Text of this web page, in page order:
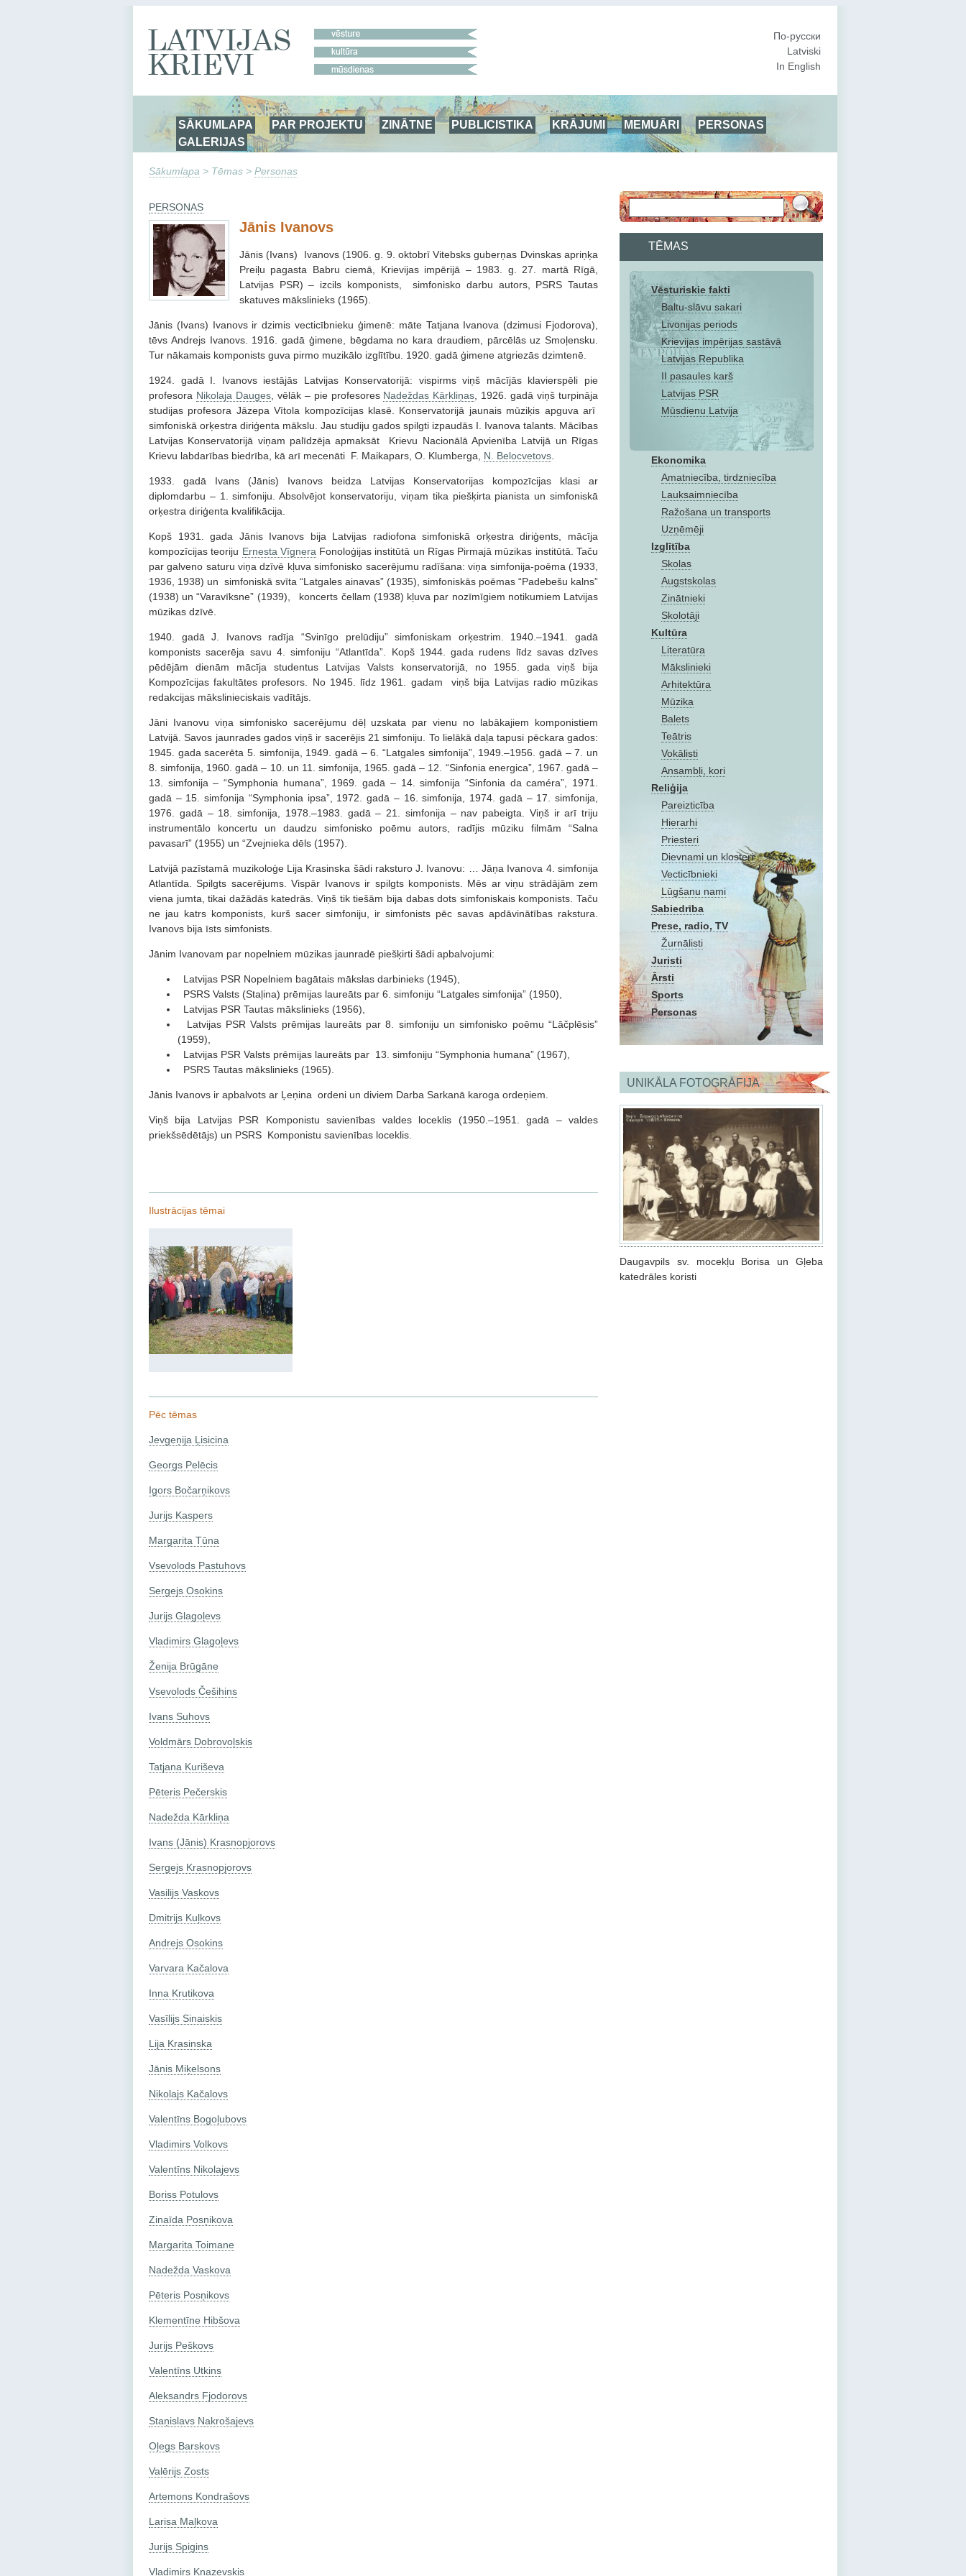
По-русски
Latviski
In English
SĀKUMLAPA PAR PROJEKTU ZINĀTNE PUBLICISTIKA KRĀJUMI MEMUĀRI
PERSONAS
GALERIJAS
Sākumlapa > Tēmas > Personas
TĒMAS
Vēsturiskie fakti
Baltu-slāvu sakari
Livonijas periods
Krievijas impērijas sastāvā
Latvijas Republika
II pasaules karš
Latvijas PSR
Mūsdienu Latvija
Ekonomika
Amatniecība, tirdzniecība
Lauksaimniecība
Ražošana un transports
Uzņēmēji
Izglītība
Skolas
Augstskolas
Zinātnieki
Skolotāji
Kultūra
Literatūra
Mākslinieki
Arhitektūra
Mūzika
Balets
Teātris
Vokālisti
Ansambļi, kori
Reliģija
Pareizticība
Hierarhi
Priesteri
Dievnami un klosteri
Vecticībnieki
Lūgšanu nami
Sabiedrība
Prese, radio, TV
Žurnālisti
Juristi
Ārsti
Sports
Personas
UNIKĀLA FOTOGRĀFIJA
Daugavpils sv. mocekļu Borisa un Gļeba
katedrāles koristi
PERSONAS
Jānis Ivanovs
Jānis (Ivans) Ivanovs (1906. g. 9. oktobrī Vitebsks guberņas Dvinskas apriņķa
Preiļu pagasta Babru ciemā, Krievijas impērijā – 1983. g. 27. martā Rīgā,
Latvijas PSR) – izcils komponists, simfonisko darbu autors, PSRS Tautas
skatuves mākslinieks (1965).
Jānis (Ivans) Ivanovs ir dzimis vecticībnieku ģimenē: māte Tatjana Ivanova (dzimusi Fjodorova),
tēvs Andrejs Ivanovs. 1916. gadā ģimene, bēgdama no kara draudiem, pārcēlās uz Smoļensku.
Tur nākamais komponists guva pirmo muzikālo izglītību. 1920. gadā ģimene atgriezās dzimtenē.
1924. gadā I. Ivanovs iestājās Latvijas Konservatorijā: vispirms viņš mācījās klavierspēli pie
profesora Nikolaja Dauges, vēlāk – pie profesores Nadeždas Kārkliņas , 1926. gadā viņš turpināja
studijas profesora Jāzepa Vītola kompozīcijas klasē. Konservatorijā jaunais mūziķis apguva arī
simfoniskā orķestra diriģenta mākslu. Jau studiju gados spilgti izpaudās I. Ivanova talants. Mācības
Latvijas Konservatorijā viņam palīdzēja apmaksāt Krievu Nacionālā Apvienība Latvijā un Rīgas
Krievu labdarības biedrība, kā arī mecenāti F. Maikapars, O. Klumberga, N. Belocvetovs
1933. gadā Ivans (Jānis) Ivanovs beidza Latvijas Konservatorijas kompozīcijas klasi ar
diplomdarbu – 1. simfoniju. Absolvējot konservatoriju, viņam tika piešķirta pianista un simfoniskā
orķestra diriģenta kvalifikācija.
Kopš 1931. gada Jānis Ivanovs bija Latvijas radiofona simfoniskā orķestra diriģents, mācīja
kompozīcijas teoriju Ernesta Vīgnera Fonoloģijas institūtā un Rīgas Pirmajā mūzikas institūtā. Taču
par galveno saturu viņa dzīvē kļuva simfonisko sacerējumu radīšana: viņa simfonija-poēma (1933,
1936, 1938) un simfoniskā svīta “Latgales ainavas” (1935), simfoniskās poēmas “Padebešu kalns”
(1938) un “Varavīksne” (1939), koncerts čellam (1938) kļuva par nozīmīgiem notikumiem Latvijas
mūzikas dzīvē.
1940. gadā J. Ivanovs radīja “Svinīgo prelūdiju” simfoniskam orķestrim. 1940.–1941. gadā
komponists sacerēja savu 4. simfoniju “Atlantīda”. Kopš 1944. gada rudens līdz savas dzīves
pēdējām dienām mācīja studentus Latvijas Valsts konservatorijā, no 1955. gada viņš bija
Kompozīcijas fakultātes profesors. No 1945. līdz 1961. gadam viņš bija Latvijas radio mūzikas
redakcijas mākslinieciskais vadītājs.
Jāni Ivanovu viņa simfonisko sacerējumu dēļ uzskata par vienu no labākajiem komponistiem
Latvijā. Savos jaunrades gados viņš ir sacerējis 21 simfoniju. To lielākā daļa tapusi pēckara gados:
1945. gada sacerēta 5. simfonija, 1949. gadā – 6. “Latgales simfonija”, 1949.–1956. gadā – 7. un
8. simfonija, 1960. gadā – 10. un 11. simfonija, 1965. gadā – 12. “Sinfonia energica”, 1967. gadā –
13. simfonija – “Symphonia humana”, 1969. gadā – 14. simfonija “Sinfonia da caméra”, 1971.
gadā – 15. simfonija “Symphonia ipsa”, 1972. gadā – 16. simfonija, 1974. gadā – 17. simfonija,
1976. gadā – 18. simfonija, 1978.–1983. gadā – 21. simfonija – nav pabeigta. Viņš ir arī triju
instrumentālo koncertu un daudzu simfonisko poēmu autors, radījis mūziku filmām “Salna
pavasarī” (1955) un “Zvejnieka dēls (1957).
Latvijā pazīstamā muzikoloģe Lija Krasinska šādi raksturo J. Ivanovu: … Jāņa Ivanova 4. simfonija
Atlantīda. Spilgts sacerējums. Vispār Ivanovs ir spilgts komponists. Mēs ar viņu strādājām zem
viena jumta, tikai dažādās katedrās. Viņš tik tiešām bija dabas dots simfoniskais komponists. Taču
ne jau katrs komponists, kurš sacer simfoniju, ir simfonists pēc savas apdāvinātības rakstura.
Ivanovs bija īsts simfonists.
Jānim Ivanovam par nopelniem mūzikas jaunradē piešķirti šādi apbalvojumi:
Latvijas PSR Nopelniem bagātais mākslas darbinieks (1945),
PSRS Valsts (Staļina) prēmijas laureāts par 6. simfoniju “Latgales simfonija” (1950),
Latvijas PSR Tautas mākslinieks (1956),
Latvijas PSR Valsts prēmijas laureāts par 8. simfoniju un simfonisko poēmu “Lāčplēsis”
(1959),
Latvijas PSR Valsts prēmijas laureāts par 13. simfoniju “Symphonia humana” (1967),
PSRS Tautas mākslinieks (1965).
Jānis Ivanovs ir apbalvots ar Ļeņina ordeni un diviem Darba Sarkanā karoga ordeņiem.
Viņš bija Latvijas PSR Komponistu savienības valdes loceklis (1950.–1951. gadā – valdes
priekšsēdētājs) un PSRS Komponistu savienības loceklis.
Ilustrācijas tēmai
Pēc tēmas
Jevgeņija Ļisicina
Georgs Pelēcis
Igors Bočarņikovs
Jurijs Kaspers
Margarita Tūna
Vsevolods Pastuhovs
Sergejs Osokins
Jurijs Glagoļevs
Vladimirs Glagoļevs
Ženija Brūgāne
Vsevolods Češihins
Ivans Suhovs
Voldmārs Dobrovoļskis
Tatjana Kuriševa
Pēteris Pečerskis
Nadežda Kārkliņa
Ivans (Jānis) Krasnopjorovs
Sergejs Krasnopjorovs
Vasilijs Vaskovs
Dmitrijs Kuļkovs
Andrejs Osokins
Varvara Kačalova
Inna Krutikova
Vasīlijs Sinaiskis
Lija Krasinska
Jānis Miķelsons
Nikolajs Kačalovs
Valentīns Bogoļubovs
Vladimirs Volkovs
Valentīns Nikolajevs
Boriss Potulovs
Zinaīda Posņikova
Margarita Toimane
Nadežda Vaskova
Pēteris Posņikovs
Klementīne Hibšova
Jurijs Peškovs
Valentīns Utkins
Aleksandrs Fjodorovs
Staņislavs Nakrošajevs
Oļegs Barskovs
Valērijs Zosts
Artemons Kondrašovs
Larisa Maļkova
Jurijs Spigins
Vladimirs Kņazevskis